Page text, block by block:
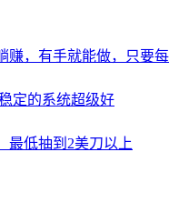
赚，有手就能做，只要
定的系统超级好
最低抽到2美刀以上